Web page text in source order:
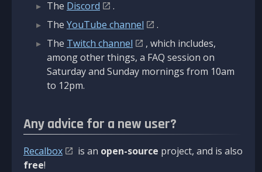
The Discord
.
The YouTube channel
.
The Twitch channel
, which includes,
among other things, a FAQ session on
Saturday and Sunday mornings from 10am
to 12pm.
Any advice for a new user?
Recalbox is an open-source project, and is also
free!